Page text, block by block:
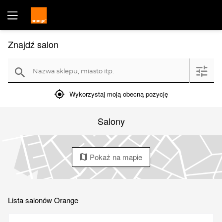
Znajdź salon
search Nazwa sklepu, miasto itp. filter
mylocation Wykorzystaj moją obecną pozycję
Salony
map Pokaż na mapie
Lista salonów Orange